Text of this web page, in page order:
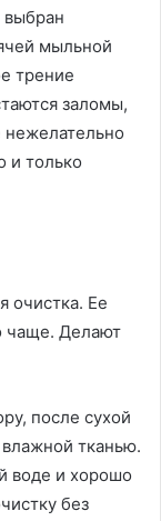
мыльной
трение
заломы,
нежелательно
и только
очистка. Ее
чаще. Делают
после сухой
тканью.
воде и хорошо
без